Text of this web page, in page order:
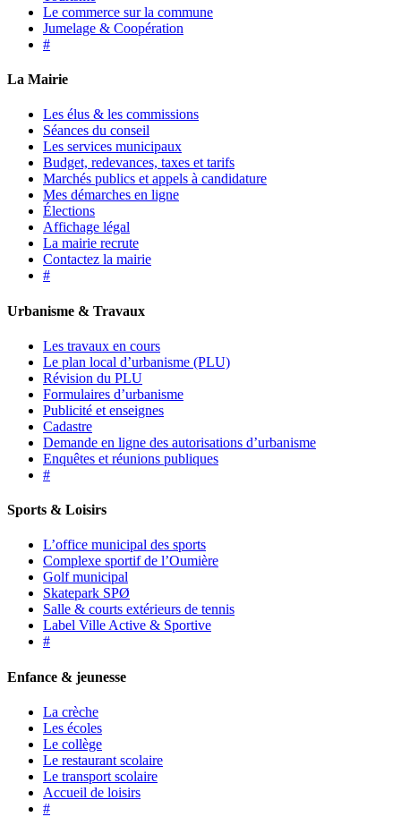
Le commerce sur la commune
Jumelage & Coopération
#
La Mairie
Les élus & les commissions
Séances du conseil
Les services municipaux
Budget, redevances, taxes et tarifs
Marchés publics et appels à candidature
Mes démarches en ligne
Élections
Affichage légal
La mairie recrute
Contactez la mairie
#
Urbanisme & Travaux
Les travaux en cours
Le plan local d’urbanisme (PLU)
Révision du PLU
Formulaires d’urbanisme
Publicité et enseignes
Cadastre
Demande en ligne des autorisations d’urbanisme
Enquêtes et réunions publiques
#
Sports & Loisirs
L’office municipal des sports
Complexe sportif de l’Oumière
Golf municipal
Skatepark SPØ
Salle & courts extérieurs de tennis
Label Ville Active & Sportive
#
Enfance & jeunesse
La crèche
Les écoles
Le collège
Le restaurant scolaire
Le transport scolaire
Accueil de loisirs
#